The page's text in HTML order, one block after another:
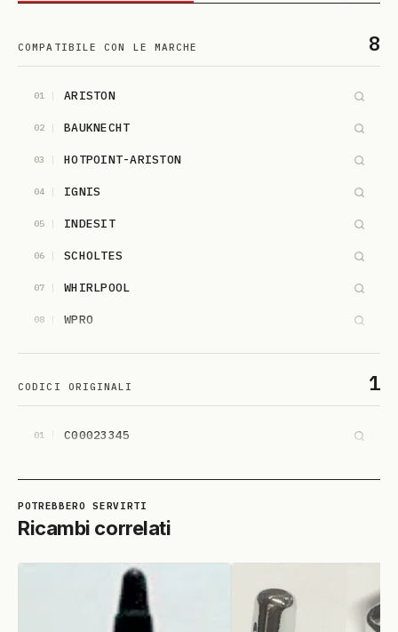
COMPATIBILE CON LE MARCHE 8
01 ARISTON
02 BAUKNECHT
03 HOTPOINT-ARISTON
04 IGNIS
05 INDESIT
06 SCHOLTES
07 WHIRLPOOL
08 WPRO
CODICI ORIGINALI 1
01 C00023345
Ricambi correlati